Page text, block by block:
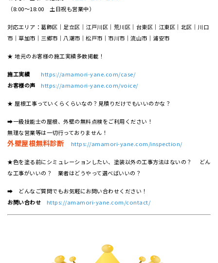
（8:00～18:00 土日祝も営業中）
対応エリア：葛飾区｜足立区｜江戸川区｜荒川区｜台東区｜江東区｜北区｜川口
市｜草加市｜三郷市｜八潮市｜松⼾市｜市川市｜流⼭市｜浦安市
★ 地元のお客様の施工実績多数掲載！
施工実績
https://amamori-yane.com/case/
お客様の声
https://amamori-yane.com/voice/
★ 屋根工事っていくらくらいなの？見積りだけでもいいのかな？
➡一級技能士の屋根、外壁の無料点検をご利用ください！
無理な営業等は一切行っておりません！
外壁屋根無料診断 https://amamori-yane.com/inspection/
★色を塗る前にシミュレーションしたい、塗装以外の工事方法はないの？ どん
な工事がいいの？ 業者はどうやって選べばいいの？
➡ どんなご質問でもお気軽にお問い合わせください！
お問い合わせ
https://amamori-yane.com/contact/